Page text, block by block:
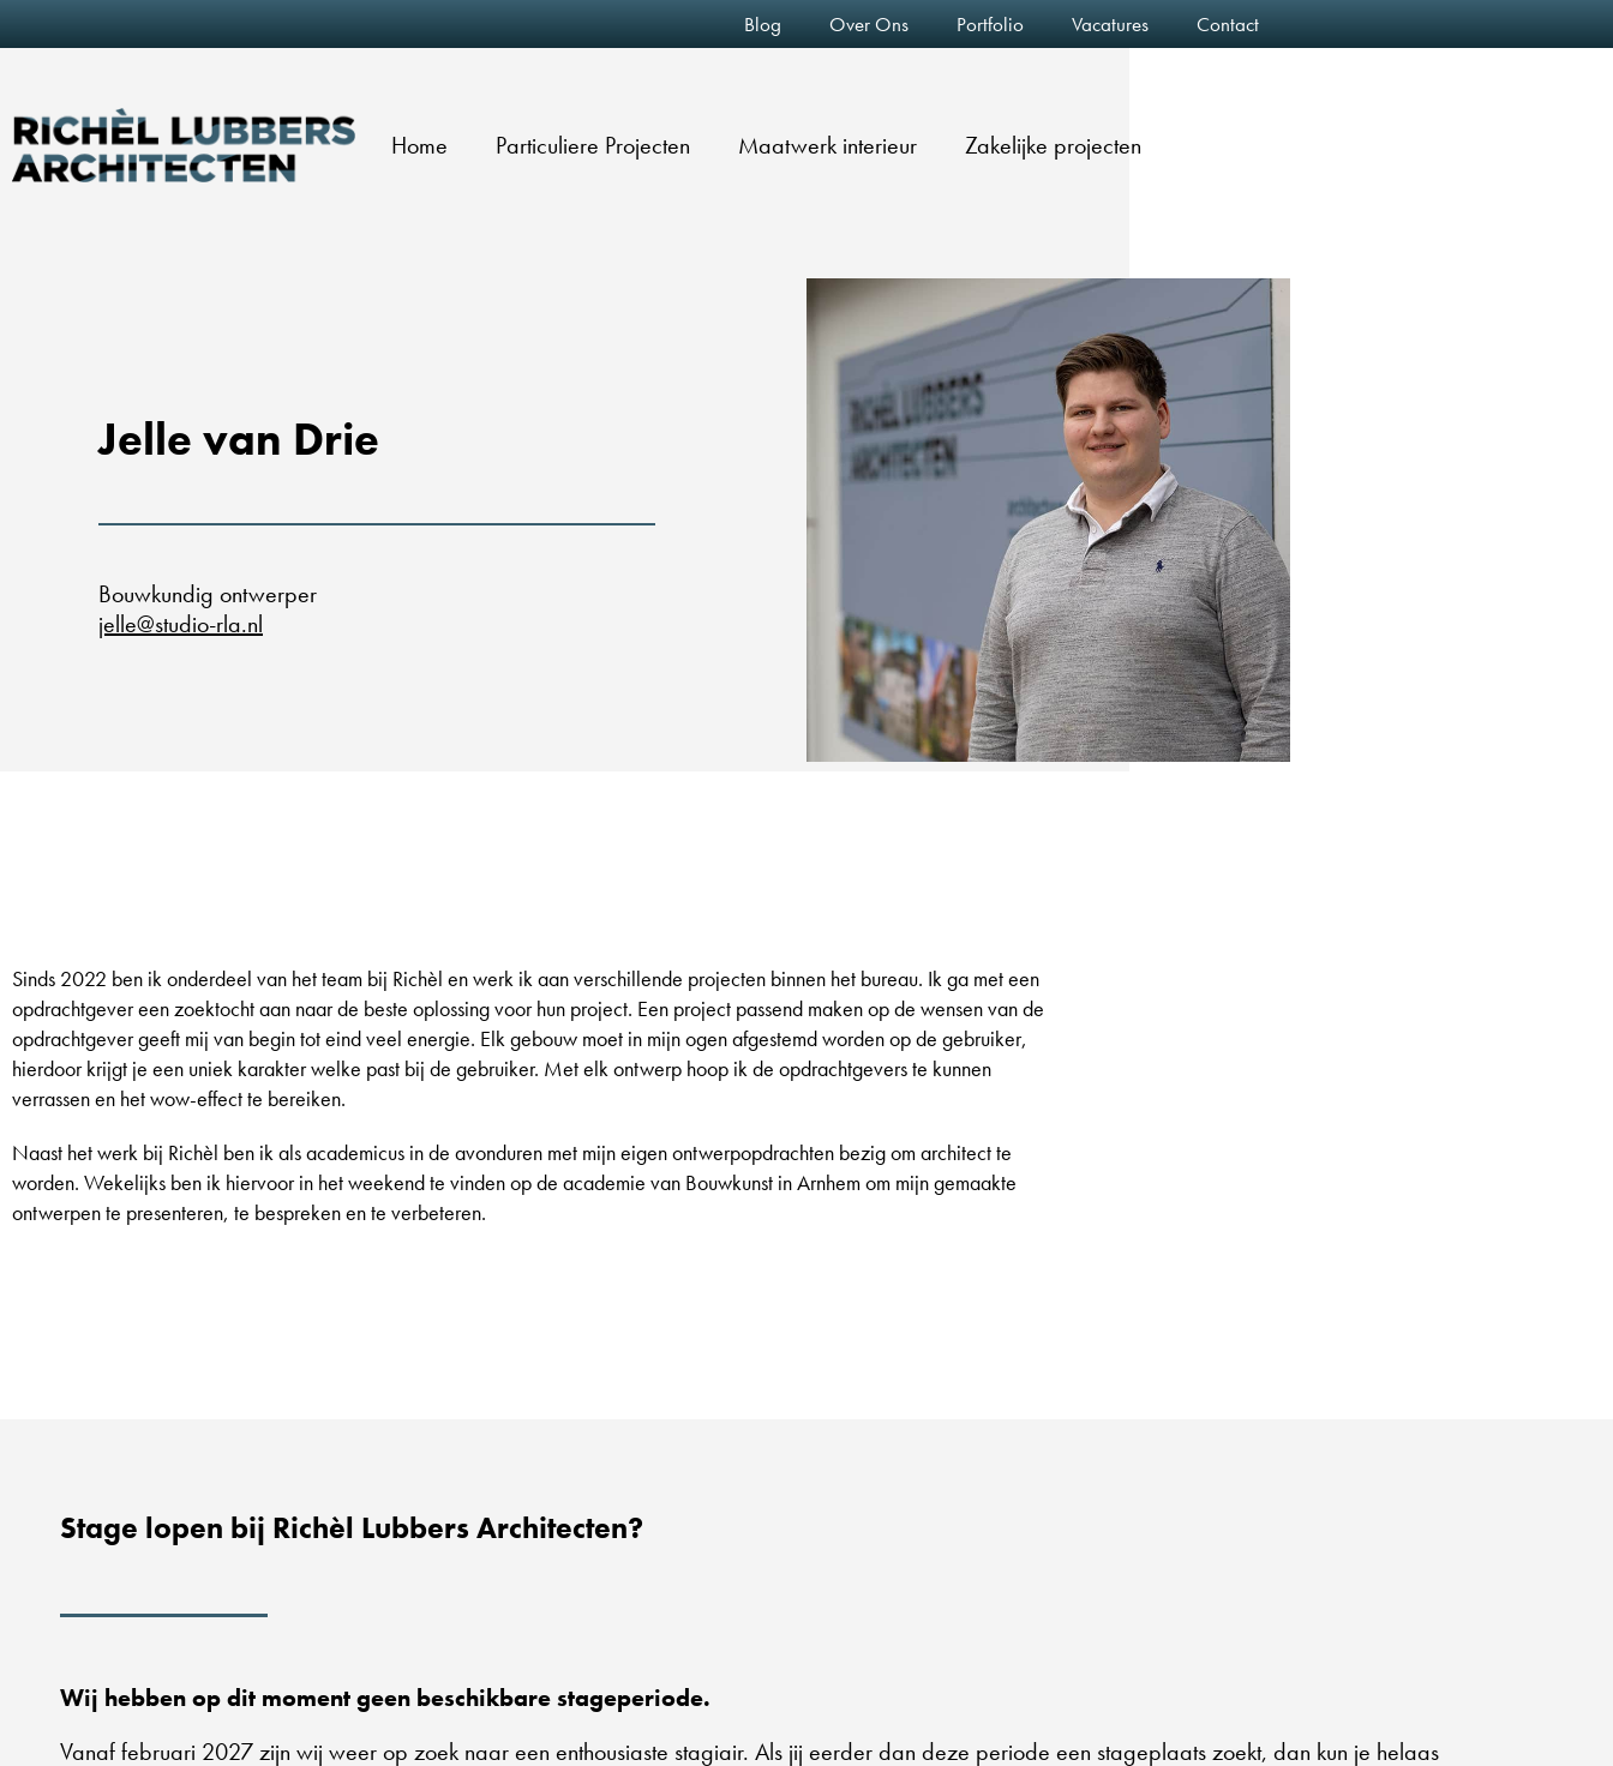
Blog Over Ons Portfolio Vacatures Contact
Home Particuliere Projecten Maatwerk interieur Zakelijke projecten
Jelle van Drie
Bouwkundig ontwerper
jelle@studio-rla.nl
Sinds 2022 ben ik onderdeel van het team bij Richèl en werk ik aan verschillende projecten binnen het bureau. Ik ga met een
opdrachtgever een zoektocht aan naar de beste oplossing voor hun project. Een project passend maken op de wensen van de
opdrachtgever geeft mij van begin tot eind veel energie. Elk gebouw moet in mijn ogen afgestemd worden op de gebruiker,
hierdoor krijgt je een uniek karakter welke past bij de gebruiker. Met elk ontwerp hoop ik de opdrachtgevers te kunnen
verrassen en het wow-effect te bereiken.
Naast het werk bij Richèl ben ik als academicus in de avonduren met mijn eigen ontwerpopdrachten bezig om architect te
worden. Wekelijks ben ik hiervoor in het weekend te vinden op de academie van Bouwkunst in Arnhem om mijn gemaakte
ontwerpen te presenteren, te bespreken en te verbeteren.
Stage lopen bij Richèl Lubbers Architecten?
Wij hebben op dit moment geen beschikbare stageperiode.
Vanaf februari 2027 zijn wij weer op zoek naar een enthousiaste stagiair. Als jij eerder dan deze periode een stageplaats zoekt, dan kun je helaas